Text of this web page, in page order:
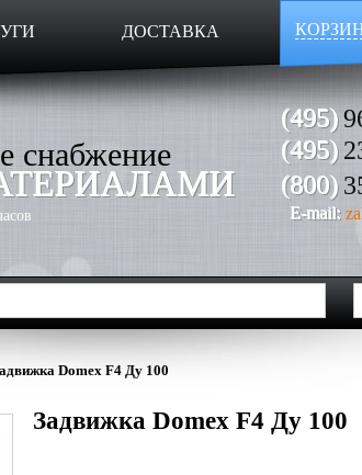
ДОСТАВКА
снабжение
(495)
(495)
(800)
E-mail:
Domex F4 Ду 100
Задвижка Domex F4 Ду 100